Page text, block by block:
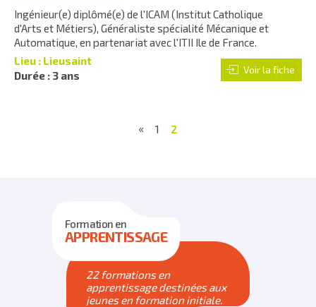
Ingénieur(e) diplômé(e) de l'ICAM (Institut Catholique
d'Arts et Métiers), Généraliste spécialité Mécanique et
Automatique, en partenariat avec l'ITII Ile de France.
Lieu : Lieusaint
Durée : 3 ans
Voir la fiche
« 1 2
Formation en
APPRENTISSAGE
22 formations en
apprentissage destinées aux
jeunes en formation initiale.